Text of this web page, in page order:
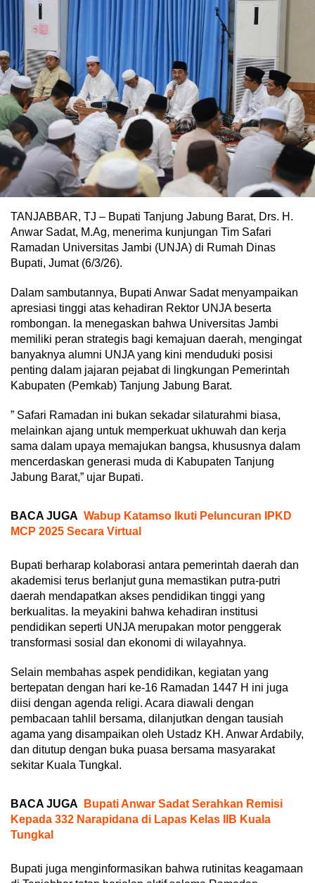
TANJABBAR, TJ – Bupati Tanjung Jabung Barat, Drs. H.
Anwar Sadat, M.Ag, menerima kunjungan Tim Safari
Ramadan Universitas Jambi (UNJA) di Rumah Dinas
Bupati, Jumat (6/3/26).
Dalam sambutannya, Bupati Anwar Sadat menyampaikan
apresiasi tinggi atas kehadiran Rektor UNJA beserta
rombongan. Ia menegaskan bahwa Universitas Jambi
memiliki peran strategis bagi kemajuan daerah, mengingat
banyaknya alumni UNJA yang kini menduduki posisi
penting dalam jajaran pejabat di lingkungan Pemerintah
Kabupaten (Pemkab) Tanjung Jabung Barat.
” Safari Ramadan ini bukan sekadar silaturahmi biasa,
melainkan ajang untuk memperkuat ukhuwah dan kerja
sama dalam upaya memajukan bangsa, khususnya dalam
mencerdaskan generasi muda di Kabupaten Tanjung
Jabung Barat,” ujar Bupati.
BACA JUGA Wabup Katamso Ikuti Peluncuran IPKD
MCP 2025 Secara Virtual
Bupati berharap kolaborasi antara pemerintah daerah dan
akademisi terus berlanjut guna memastikan putra-putri
daerah mendapatkan akses pendidikan tinggi yang
berkualitas. Ia meyakini bahwa kehadiran institusi
pendidikan seperti UNJA merupakan motor penggerak
transformasi sosial dan ekonomi di wilayahnya.
Selain membahas aspek pendidikan, kegiatan yang
bertepatan dengan hari ke-16 Ramadan 1447 H ini juga
diisi dengan agenda religi. Acara diawali dengan
pembacaan tahlil bersama, dilanjutkan dengan tausiah
agama yang disampaikan oleh Ustadz KH. Anwar Ardabily,
dan ditutup dengan buka puasa bersama masyarakat
sekitar Kuala Tungkal.
BACA JUGA
Bupati Anwar Sadat Serahkan Remisi
Kepada 332 Narapidana di Lapas Kelas IIB Kuala
Tungkal
Bupati juga menginformasikan bahwa rutinitas keagamaan